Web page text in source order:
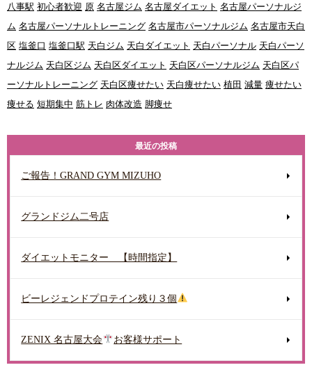
八事駅 初心者歓迎 原 名古屋ジム 名古屋ダイエット 名古屋パーソナルジ
ム 名古屋パーソナルトレーニング 名古屋市パーソナルジム 名古屋市天白
区 塩釜口 塩釜口駅 天白ジム 天白ダイエット 天白パーソナル 天白パーソ
ナルジム 天白区ジム 天白区ダイエット 天白区パーソナルジム 天白区パ
ーソナルトレーニング 天白区痩せたい 天白痩せたい 植田 減量 痩せたい
痩せる 短期集中 筋トレ 肉体改造 脚痩せ
最近の投稿
ご報告！GRAND GYM MIZUHO
グランドジム二号店
ダイエットモニター 【時間指定】
ビーレジェンドプロテイン残り３個
ZENIX 名古屋大会 お客様サポート